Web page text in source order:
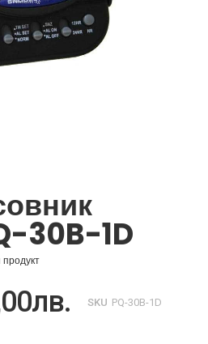
30B-1D
SKU PQ-30B-1D